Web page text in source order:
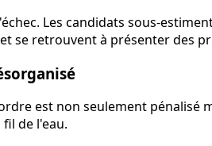
Les candidats sous-
se retrouvent à présenter des
est non seulement pénalisé
de l'eau.